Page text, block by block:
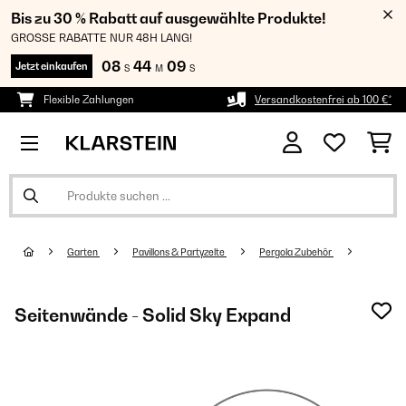
Bis zu 30 % Rabatt auf ausgewählte Produkte!
GROSSE RABATTE NUR 48H LANG!
Jetzt einkaufen 08 S 44 M 09 S
Flexible Zahlungen Versandkostenfrei ab 100 €*
Garten Pavillons & Partyzelte Pergola Zubehör
Seitenwände - Solid Sky Expand